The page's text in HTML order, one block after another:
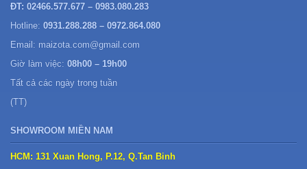
ĐT: 02466.577.677 – 0983.080.283
Hotline: 0931.288.288 – 0972.864.080
Email: maizota.com@gmail.com
Giờ làm việc: 08h00 – 19h00
Tất cả các ngày trong tuần
(TT)
SHOWROOM MIỀN NAM
HCM: 131 Xuan Hong, P.12, Q.Tan Binh